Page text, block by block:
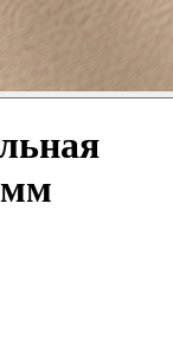
мм